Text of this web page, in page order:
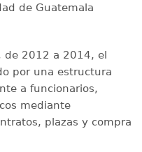
de Guatemala
de 2012 a 2014, el
por una estructura
a funcionarios,
mediante
plazas y compra